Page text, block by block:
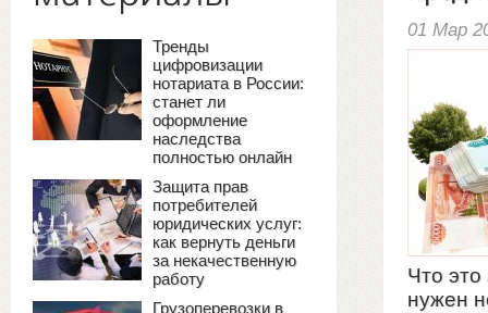
Тренды
цифровизации
нотариата в России:
станет ли
оформление
наследства
полностью онлайн
Защита прав
потребителей
юридических услуг:
как вернуть деньги
за некачественную
работу
Грузоперевозки в
01 Мар
Что
нужен